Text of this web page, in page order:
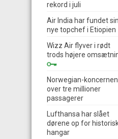
rekord i juli
Air India har fundet sin
nye topchef i Etiopien
Wizz Air flyver i rødt
trods højere
Norwegian-koncernen
over tre millioner
passagerer
Lufthansa har slået
dørene op for
hangar